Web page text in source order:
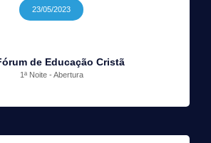
23/05/2023
de Educação Cristã
1ª Noite - Abertura